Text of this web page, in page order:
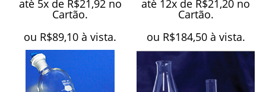
atè 5x de R$21,92 no
Cartão.
ou R$89,10 à vista.
atè 12x de R$21,20 no
Cartão.
ou R$184,50 à vista.